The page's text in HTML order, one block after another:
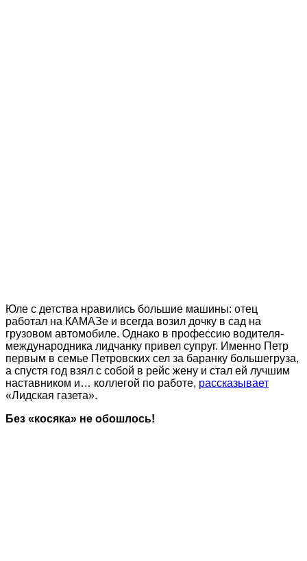
Юле с детства нравились большие машины: отец
работал на КАМАЗе и всегда возил дочку в сад на
грузовом автомобиле. Однако в профессию водителя-
международника лидчанку привел супруг. Именно Петр
первым в семье Петровских сел за баранку большегруза,
а спустя год взял с собой в рейс жену и стал ей лучшим
наставником и… коллегой по работе, рассказывает
«Лидская газета».
Без «косяка» не обошлось!